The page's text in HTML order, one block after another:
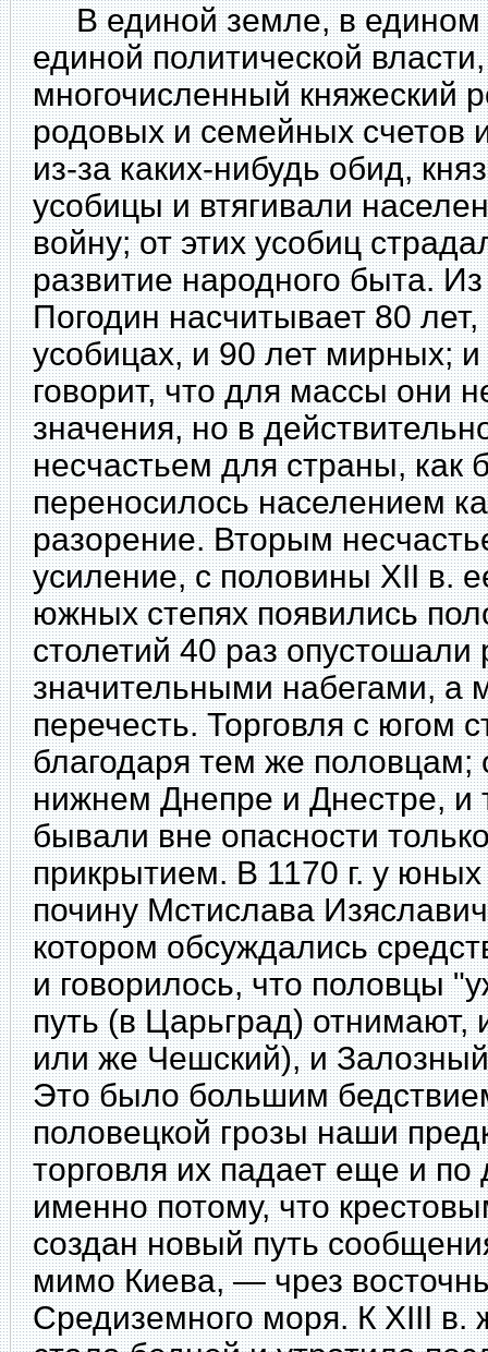
В единой земле, в едином
единой политической
многочисленный княжеский
родовых и семейных счетов
из-за каких-нибудь обид,
усобицы и втягивали
войну; от этих усобиц
развитие народного быта.
Погодин насчитывает 80
усобицах, и 90 лет мирных; и
говорит, что для массы они
значения, но в
несчастьем для страны, как
переносилось населением
разорение. Вторым
усиление, с половины XII в.
южных степях появились
столетий 40 раз
значительными набегами, а
перечесть. Торговля с югом
благодаря тем же половцам;
нижнем Днепре и Днестре, и
бывали вне опасности
прикрытием. В 1170 г. у юных
почину Мстислава
котором обсуждались
и говорилось, что половцы
путь (в Царьград)
или же Чешский), и
Это было большим
половецкой грозы наши
торговля их падает еще и по
именно потому, что
создан новый путь
мимо Киева, — чрез
Средиземного моря. К XIII в.